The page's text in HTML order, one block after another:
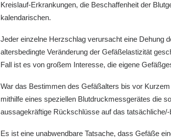
Kreislauf-Erkrankungen, die Beschaffenheit der
kalendarischen.
Jeder einzelne Herzschlag verursacht eine Dehung
altersbedingte Veränderung der Gefäßelastizität
Fall ist es von großem Interesse, die eigene
War das Bestimmen des Gefäßalters bis vor
mithilfe eines speziellen Blutdruckmessgerätes die
aussagekräftige Rückschlüsse auf das
Es ist eine unabwendbare Tatsache, dass Gefäße